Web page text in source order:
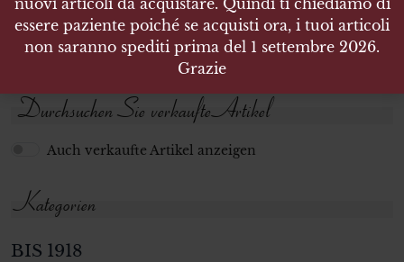
SUCHEN
Durchsuchen Sie verkaufte Artikel
Auch verkaufte Artikel anzeigen
Kategorien
BIS 1918
nuovi articoli da acquistare. Quindi ti chiediamo di
essere paziente poiché se acquisti ora, i tuoi articoli
non saranno spediti prima del 1 settembre 2026.
Grazie